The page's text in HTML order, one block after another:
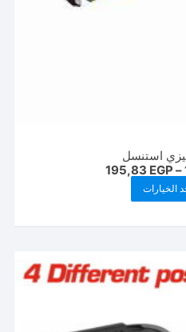
استنسل
–
195,83 EGP نطاق
الخيارات
العديد
المختلفة
لهذا
يمكن